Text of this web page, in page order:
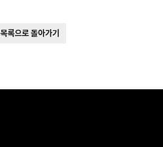
목록으로 돌아가기